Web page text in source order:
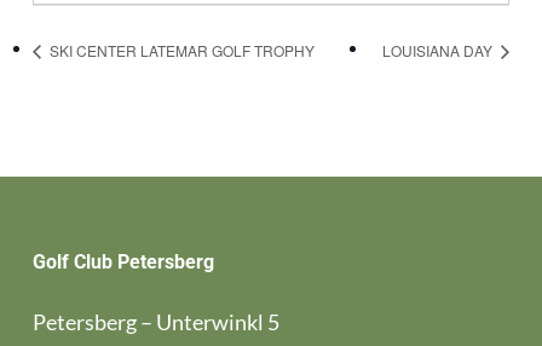
SKI CENTER LATEMAR GOLF TROPHY LOUISIANA DAY
Golf Club Petersberg
Petersberg – Unterwinkl 5